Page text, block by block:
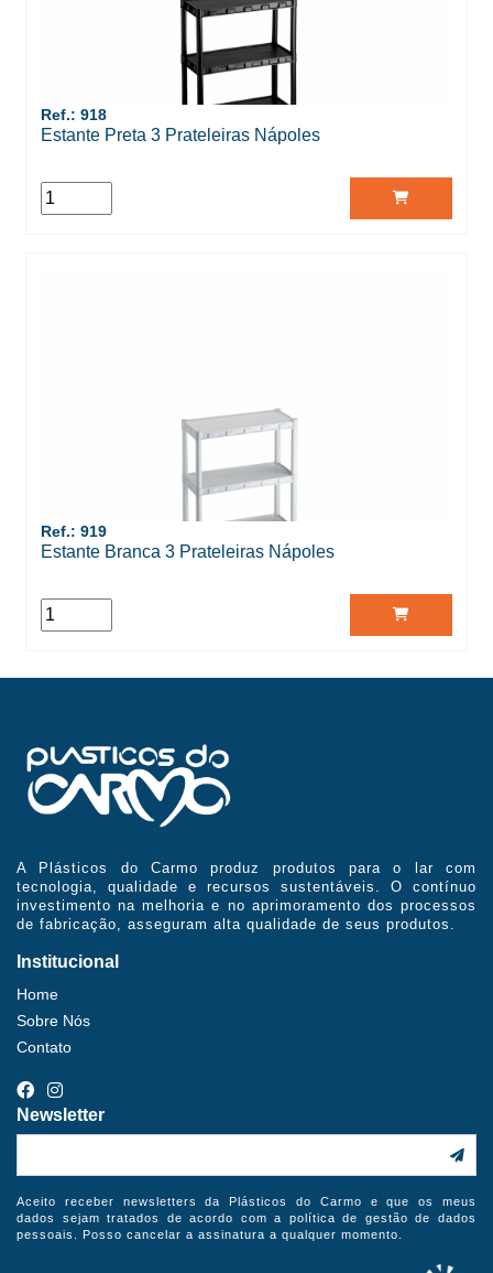
Ref.: 918
Estante Preta 3 Prateleiras Nápoles
Ref.: 919
Estante Branca 3 Prateleiras Nápoles
A Plásticos do Carmo produz produtos para o lar com
tecnologia, qualidade e recursos sustentáveis. O contínuo
investimento na melhoria e no aprimoramento dos processos
de fabricação, asseguram alta qualidade de seus produtos.
Institucional
Home
Sobre Nós
Contato
Newsletter
Aceito receber newsletters da Plásticos do Carmo e que os meus
dados sejam tratados de acordo com a política de gestão de dados
pessoais. Posso cancelar a assinatura a qualquer momento.